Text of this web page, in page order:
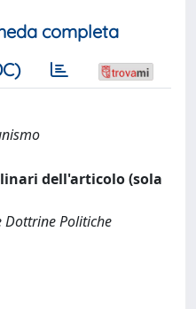
completa
dell'articolo (sola
Dottrine Politiche